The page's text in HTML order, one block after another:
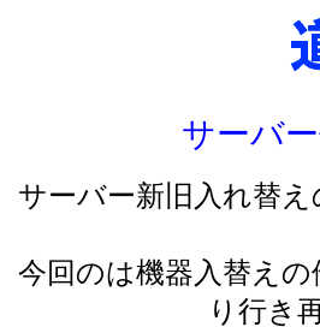
サーバ
サーバー新旧入れ替
今回のは機器入替え
り行き